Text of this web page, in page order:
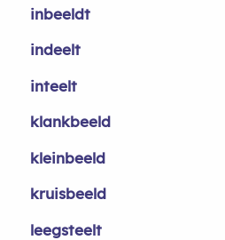
inbeeldt
indeelt
inteelt
klankbeeld
kleinbeeld
kruisbeeld
leegsteelt